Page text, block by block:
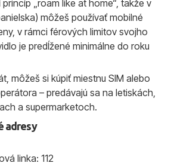
„roam like at home“, takže v
môžeš používať mobilné
v rámci férových limitov svojho
je predĺžené minimálne do roku
môžeš si kúpiť miestnu SIM alebo
– predávajú sa na letiskách,
a supermarketoch.
adresy
linka: 112